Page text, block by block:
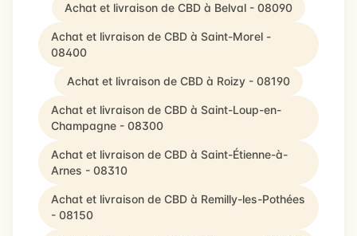
Achat et livraison de CBD à Belval - 08090
Achat et livraison de CBD à Saint-Morel -
08400
Achat et livraison de CBD à Roizy - 08190
Achat et livraison de CBD à Saint-Loup-en-
Champagne - 08300
Achat et livraison de CBD à Saint-Étienne-à-
Arnes - 08310
Achat et livraison de CBD à Remilly-les-Pothées
- 08150